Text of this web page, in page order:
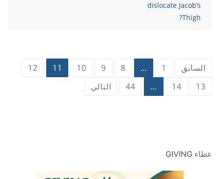
dislocate Jacob’s
Thigh?
تعدد
صفحات
السابق 1
…
8
9
10
11
12
13
14
…
44 التالي
عطاء GIVING